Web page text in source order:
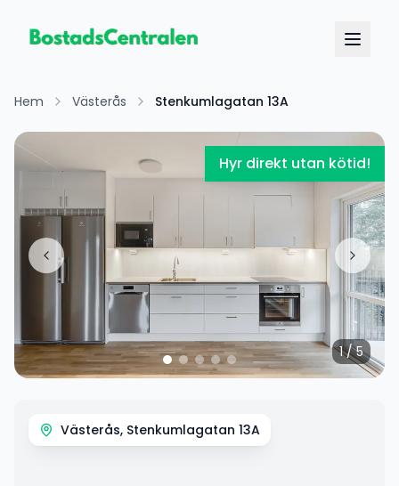
Hem Västerås Stenkumlagatan 13A
Hyr direkt utan kötid!
1/5
Västerås, Stenkumlagatan 13A